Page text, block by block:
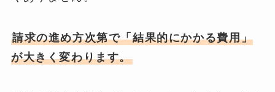
請求の進め方次第で「結果的にかかる費用」
が大きく変わります。